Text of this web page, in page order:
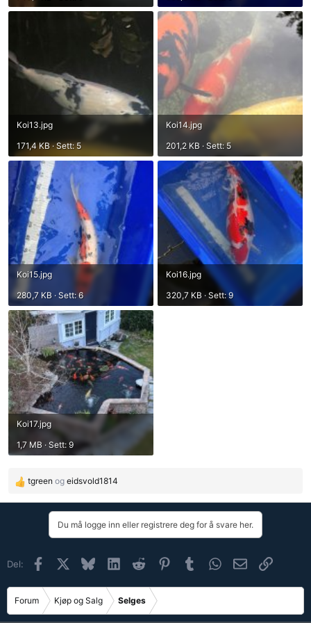
Koi13.jpg
171,4 KB · Sett: 5
Koi14.jpg
201,2 KB · Sett: 5
Koi15.jpg
280,7 KB · Sett: 6
Koi16.jpg
320,7 KB · Sett: 9
Koi17.jpg
1,7 MB · Sett: 9
R
e
o
r
tgreen og eidsvold1814
Du må logge inn eller registrere deg for å svare her.
Del: FacebookX (Twitter)
Bluesky LinkedInReddit PinterestTumblrWhatsApp
E-postLink
Forum Kjøp og Salg Selges